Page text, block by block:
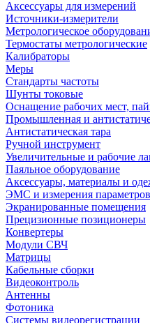
Аксессуары для измерений
Источники-измерители
Метрологическое
Термостаты метрологические
Калибраторы
Меры
Стандарты частоты
Шунты токовые
Оснащение рабочих мест,
Промышленная и
Антистатическая тара
Ручной инструмент
Увеличительные и рабочие
Паяльное оборудование
Аксессуары, материалы и
ЭМС и измерения
Экранированные помещения
Прецизионные позиционеры
Конвертеры
Модули СВЧ
Матрицы
Кабельные сборки
Видеоконтроль
Антенны
Фотоника
Cистемы видеорегистрации